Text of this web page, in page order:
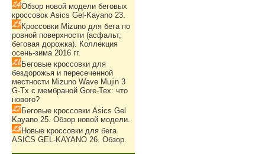
Обзор новой модели беговых
кроссовок Asics Gel-Kayano 23.
Кроссовки Mizuno для бега по
ровной поверхности (асфальт,
беговая дорожка). Коллекция
осень-зима 2016 гг.
Беговые кроссовки для
бездорожья и пересеченной
местности Mizuno Wave Mujin 3
G-Tx с мембраной Gore-Tex: что
нового?
Беговые кроссовки Asics Gel
Kayano 25. Обзор новой модели.
Новые кроссовки для бега
ASICS GEL-KAYANO 26. Обзор.